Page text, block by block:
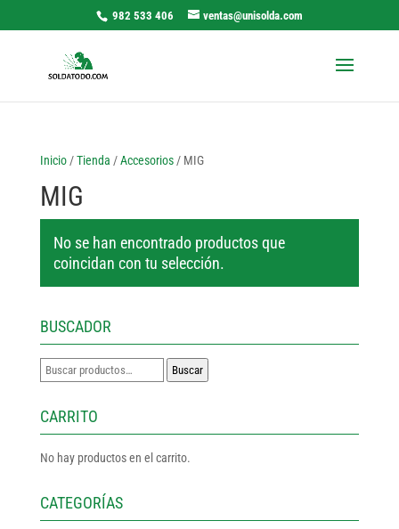
982 533 406 ventas@unisolda.com
Inicio/Tienda /Accesorios/ MIG
MIG
No se han encontrado productos que
coincidan con tu selección.
BUSCADOR
Buscar
Buscar
CARRITO
No hay productos en el carrito.
CATEGORÍAS